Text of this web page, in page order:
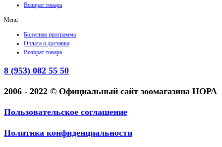
Возврат товара
Menu
Бонусная программа
Оплата и доставка
Возврат товара
8 (953) 082 55 50
2006 - 2022 © Официальный сайт зоомагазина НОРА
Пользовательское соглашение
Политика конфиденциальности